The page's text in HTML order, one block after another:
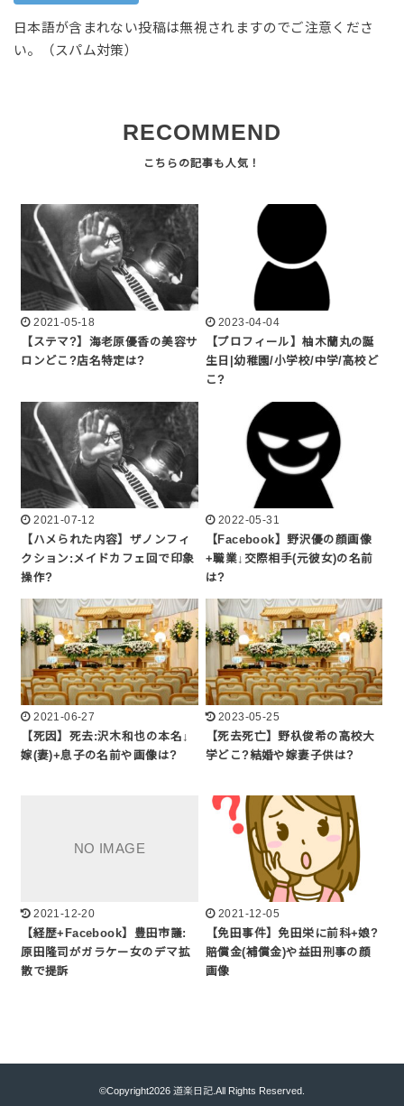
日本語が含まれない投稿は無視されますのでご注意くださ
い。（スパム対策）
RECOMMEND
2021-05-18
【ステマ?】海老原優香の美容サ
ロンどこ?店名特定は?
2023-04-04
【プロフィール】柚木蘭丸の誕
生日|幼稚園/小学校/中学/高校ど
こ?
2021-07-12
【ハメられた内容】ザノンフィ
クション:メイドカフェ回で印象
操作?
2022-05-31
【Facebook】野沢優の顔画像
+職業↓交際相手(元彼女)の名前
は?
2021-06-27
【死因】死去:沢木和也の本名↓
嫁(妻)+息子の名前や画像は?
2023-05-25
【死去死亡】野杁俊希の高校大
学どこ?結婚や嫁妻子供は?
2021-12-20
【経歴+Facebook】豊田市議:
原田隆司がガラケー女のデマ拡
散で提訴
2021-12-05
【免田事件】免田栄に前科+娘?
賠償金(補償金)や益田刑事の顔
画像
©Copyright2026 道楽日記.All Rights Reserved.